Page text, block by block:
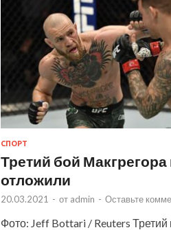
СПОРТ
Третий бой
отложили
20.03.2021 - от admin - Оставьте
Фото: Jeff Bottari / Reuters Третий